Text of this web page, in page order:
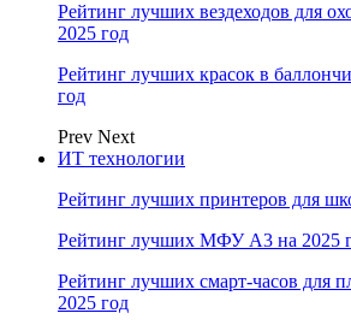
Рейтинг лучших вездеходов для
2025 год
Рейтинг лучших красок в
год
Prev Next
ИТ технологии
Рейтинг лучших принтеров для
Рейтинг лучших МФУ А3 на 2025
Рейтинг лучших смарт-часов для
2025 год